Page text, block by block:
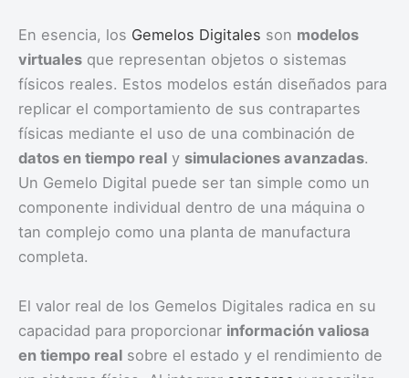
En esencia, los Gemelos Digitales son modelos
virtuales que representan objetos o sistemas
físicos reales. Estos modelos están diseñados para
replicar el comportamiento de sus contrapartes
físicas mediante el uso de una combinación de
datos en tiempo real y simulaciones avanzadas.
Un Gemelo Digital puede ser tan simple como un
componente individual dentro de una máquina o
tan complejo como una planta de manufactura
completa.
El valor real de los Gemelos Digitales radica en su
capacidad para proporcionar información valiosa
en tiempo real sobre el estado y el rendimiento de